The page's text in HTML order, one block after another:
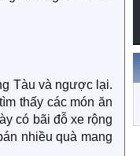
Tàu và ngược lại.
thấy các món ăn
có bãi đỗ xe rộng
nhiều quà mang